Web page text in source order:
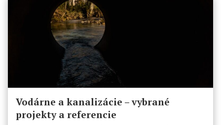
Vodárne a kanalizácie – vybrané
projekty a referencie